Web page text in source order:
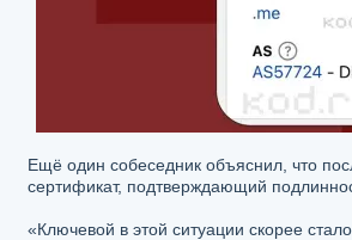
Ещё один собеседник объяснил, что
сертификат, подтверждающий
«Ключевой в этой ситуации скорее